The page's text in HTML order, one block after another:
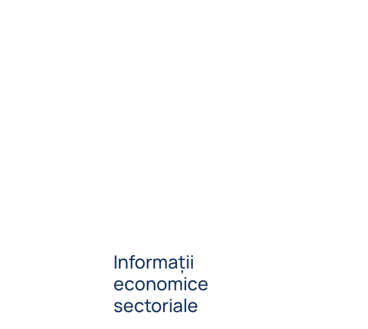
Informații
economice
sectoriale